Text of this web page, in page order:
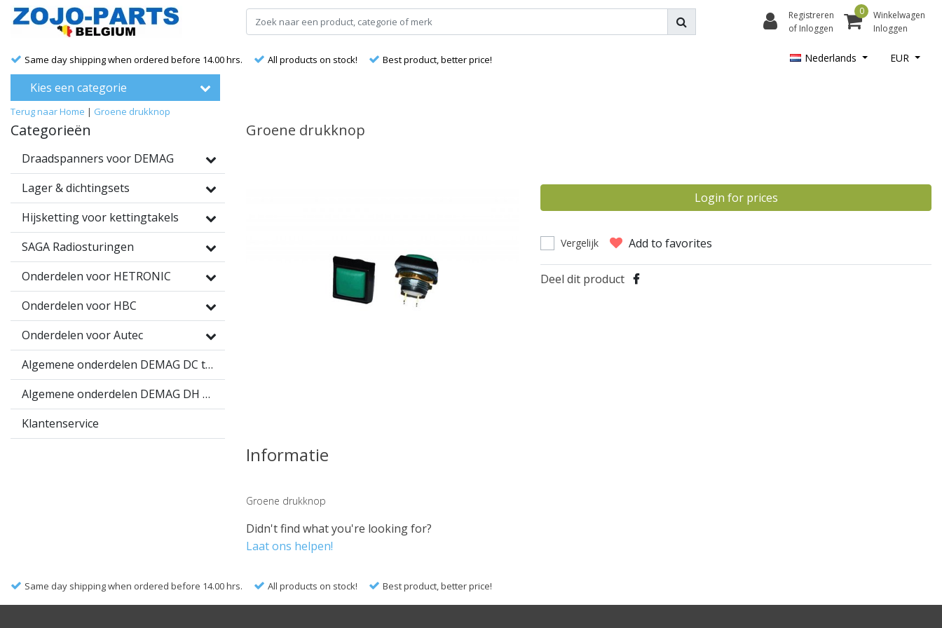
Registreren
of Inloggen
0
Winkelwagen
Inloggen
Same day shipping when ordered before 14.00 hrs. All products on stock! Best product, better price! Nederlands EUR
Kies een categorie
Terug naar Home | Groene drukknop
Categorieën
Draadspanners voor DEMAG
Lager & dichtingsets
Hijsketting voor kettingtakels
SAGA Radiosturingen
Onderdelen voor HETRONIC
Onderdelen voor HBC
Onderdelen voor Autec
Algemene onderdelen DEMAG DC takel
Algemene onderdelen DEMAG DH takel
Klantenservice
Groene drukknop
Login for prices
Vergelijk Add to favorites
Deel dit product
Informatie
Groene drukknop
Didn't find what you're looking for?
Laat ons helpen!
Same day shipping when ordered before 14.00 hrs. All products on stock! Best product, better price!